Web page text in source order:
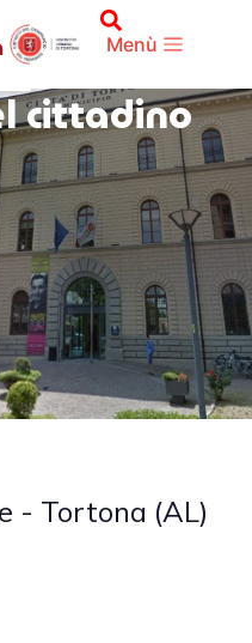
Menù
cittadino
- Tortona (AL)